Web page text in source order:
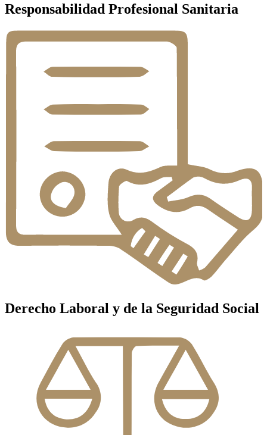
Responsabilidad Profesional Sanitaria
Derecho Laboral y de la Seguridad Social